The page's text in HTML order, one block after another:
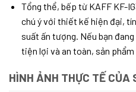
Tổng thể, bếp từ KAFF KF-
chú ý với thiết kế hiện đại,
suất ấn tượng. Nếu bạn
tiện lợi và an toàn, sản
HÌNH ẢNH THỰC TẾ CỦA